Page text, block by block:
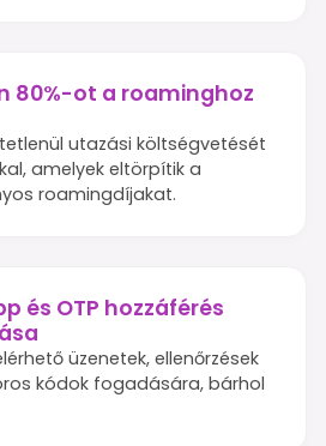
80%-ot a roaminghoz
utazási költségvetését
amelyek eltörpítik a
roamingdíjakat.
és OTP hozzáférés
üzenetek, ellenőrzések
kódok fogadására, bárhol